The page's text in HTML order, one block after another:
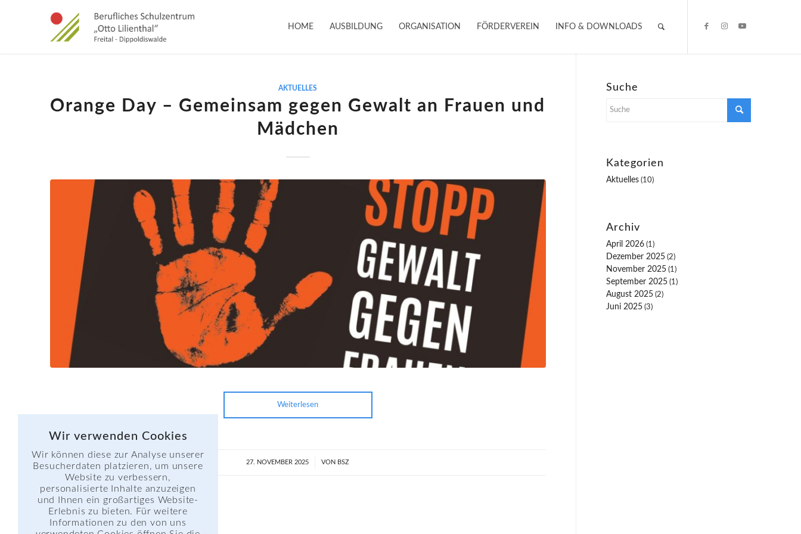
HOME AUSBILDUNG ORGANISATION FÖRDERVEREIN INFO & DOWNLOADS
AKTUELLES
Orange Day – Gemeinsam gegen Gewalt an Frauen und
Mädchen
Weiterlesen
27. NOVEMBER 2025
/ VON BSZ
Suche
Kategorien
Aktuelles (10)
Archiv
April 2026 (1)
Dezember 2025 (2)
November 2025 (1)
September 2025 (1)
August 2025 (2)
Juni 2025 (3)
Wir verwenden Cookies
Wir können diese zur Analyse unserer
Besucherdaten platzieren, um unsere
Website zu verbessern,
personalisierte Inhalte anzuzeigen
und Ihnen ein großartiges Website-
Erlebnis zu bieten. Für weitere
Informationen zu den von uns